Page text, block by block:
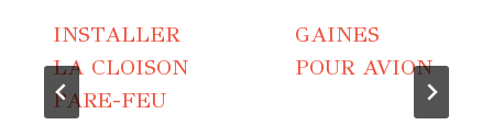
INSTALLER
LA CLOISON
PARE-FEU
GAINES
POUR AVION